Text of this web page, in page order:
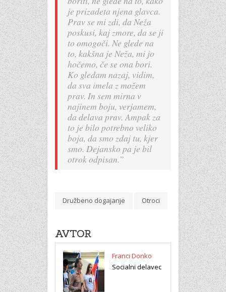
je prizadeta njena glavca.
Prav se mi zdi, da Neža
poskusi, kaj zmore, da se ji
to omogoči. Ne glede na
to, kakšna je Neža, mi jo
hočemo, če se ona bori.
Ko gledam nazaj, vidim,
da sva imela z možem
prav. In sem mirna v
najinem boju, verjamem,
da delava prav. Ampak za
to je bilo potrebno veliko
boja, da smo zdaj tu, kjer
smo. Dejansko pa je bil
otrok odpisan.”
Družbeno dogajanje Otroci
AVTOR
Franci Donko
Socialni delavec